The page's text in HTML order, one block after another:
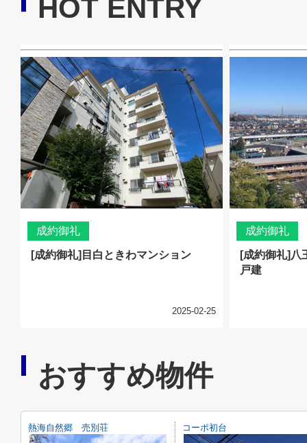
HOT ENTRY
成約御礼
[成約御礼]目白ときわマンション
2025-02-25
成約御礼
[成約御礼]八
戸建
おすすめ物件
熱海自然郷 売別荘 コーポ初台